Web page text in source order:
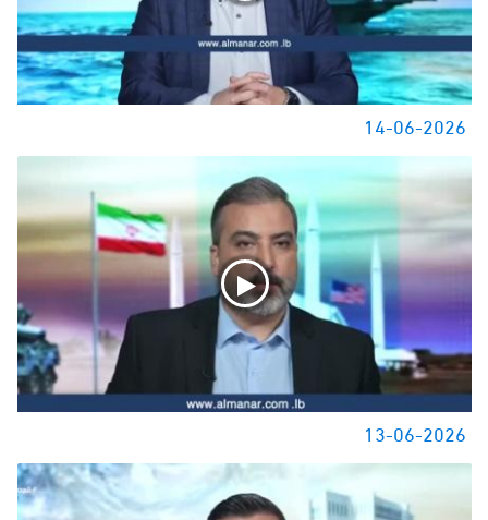
14-06-2026
13-06-2026